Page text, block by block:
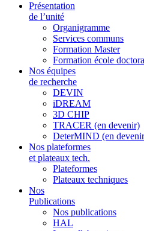
Présentation
de l’unité
Organigramme
Services communs
Formation Master
Formation école
Nos équipes
de recherche
DEVIN
iDREAM
3D CHIP
TRACER (en devenir)
DeterMIND (en
Nos plateformes
et plateaux tech.
Plateformes
Plateaux techniques
Nos
Publications
Nos publications
HAL